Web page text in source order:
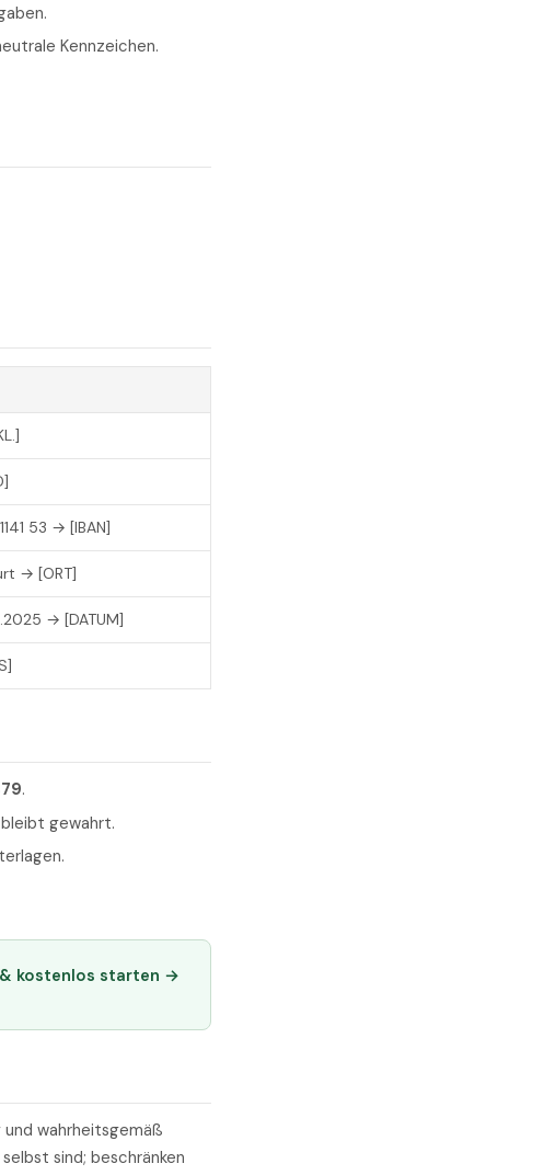
Kennzeichen.
53 → [IBAN]
→ [ORT]
→ [DATUM]
.
gewahrt.
kostenlos starten →
wahrheitsgemäß
sind; beschränken